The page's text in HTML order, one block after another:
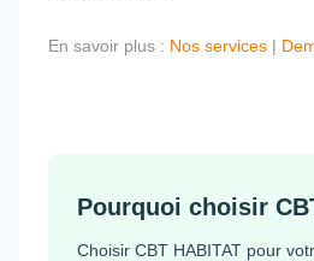
En savoir plus : Nos services |
Pourquoi choisir
Choisir CBT HABITAT pour